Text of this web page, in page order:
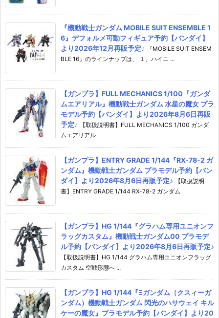
『機動戦士ガンダム MOBILE SUIT ENSEMBLE 1
6』デフォルメ可動フィギュア予約【バンダイ】
より2026年12月再販予定♪
『MOBILE SUIT ENSEM
BLE 16』のラインナップは、 １、ハイニ ...
【ガンプラ】FULL MECHANICS 1/100『ガンダ
ムエアリアル』機動戦士ガンダム 水星の魔女 プラ
モデル予約【バンダイ】より2026年8月6日再販
予定♪
【取扱説明書】FULL MECHANICS 1/100 ガンダ
ムエアリアル
【ガンプラ】ENTRY GRADE 1/144『RX-78-2 ガ
ンダム』機動戦士ガンダム プラモデル予約【バン
ダイ】より2026年8月6日再販予定♪
【取扱説明
書】ENTRY GRADE 1/144 RX-78-2 ガンダム
【ガンプラ】HG 1/144『グラハム専用ユニオンフ
ラッグカスタム』機動戦士ガンダム00 プラモデ
ル予約【バンダイ】より2026年8月6日再販予定♪
【取扱説明書】HG 1/144 グラハム専用ユニオンフラッグ
カスタム 空戦形態へ ...
【ガンプラ】HG 1/144『Ξガンダム（クスィーガ
ンダム）機動戦士ガンダム 閃光のハサウェイ キル
ケーの魔女』プラモデル予約【バンダイ】より20